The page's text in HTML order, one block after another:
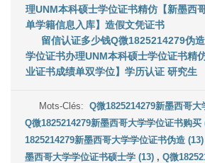
理UNM本科硕士学位证书精仿【新墨西
单学籍信息入库】造假文凭证书
留信认证多少钱Q微1825214279伪
学位证书办理UNM本科硕士学位证书精
业证书成绩单双学位】学历认证 研究生
Mots-Clés:Q微1825214279新墨西哥
Q微1825214279新墨西哥大学学位证书购买
1825214279新墨西哥大学学位证书伪造 (13)
墨西哥大学学位证书硕士学 (13) , Q微